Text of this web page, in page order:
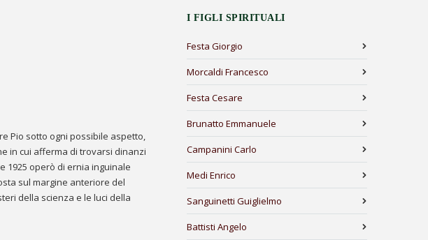
Pio sotto ogni possibile aspetto,
in cui afferma di trovarsi dinanzi
1925 operò di ernia inguinale
sul margine anteriore del
della scienza e le luci della
I FIGLI SPIRITUALI
Festa Giorgio
Morcaldi Francesco
Festa Cesare
Brunatto Emmanuele
Campanini Carlo
Medi Enrico
Sanguinetti Guiglielmo
Battisti Angelo